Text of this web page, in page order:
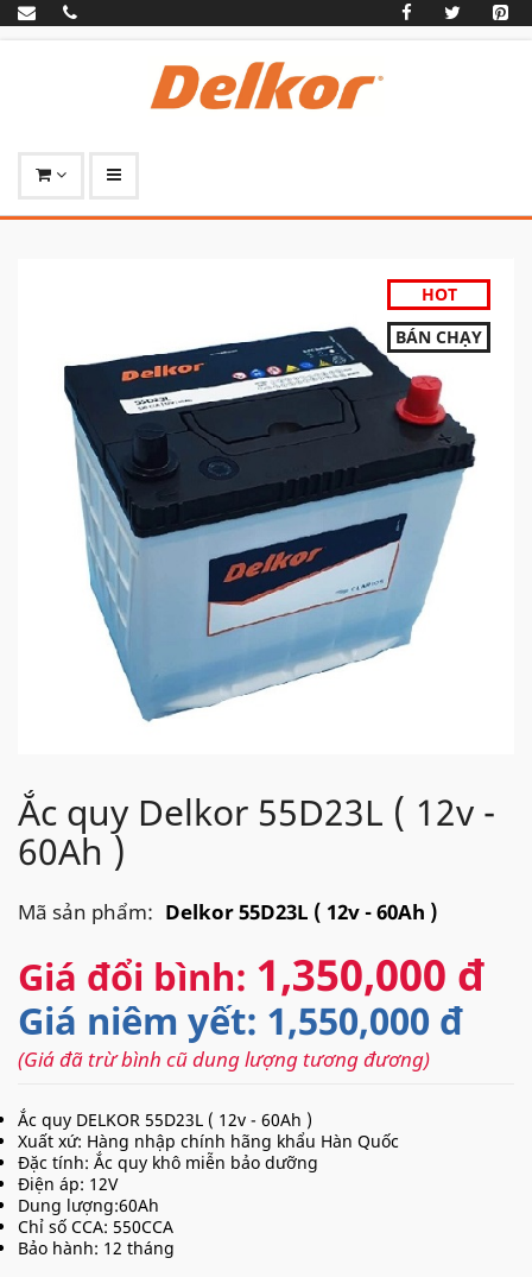
HOT
BÁN CHẠY
Ắc quy Delkor 55D23L ( 12v -
60Ah )
Mã sản phẩm: Delkor 55D23L ( 12v - 60Ah )
Giá đổi bình: 1,350,000 đ
Giá niêm yết: 1,550,000 đ
(Giá đã trừ bình cũ dung lượng tương đương)
Ắc quy DELKOR 55D23L ( 12v - 60Ah )
Xuất xứ: Hàng nhập chính hãng khẩu Hàn Quốc
Đặc tính: Ắc quy khô miễn bảo dưỡng
Điện áp: 12V
Dung lượng:60Ah
Chỉ số CCA: 550CCA
Bảo hành: 12 tháng